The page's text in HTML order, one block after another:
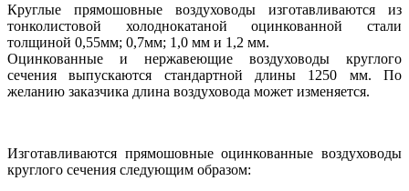
Круглые прямошовные воздуховоды изготавливаются из
тонколистовой холоднокатаной оцинкованной стали
толщиной 0,55мм; 0,7мм; 1,0 мм и 1,2 мм.
Оцинкованные и нержавеющие воздуховоды круглого
сечения выпускаются стандартной длины 1250 мм. По
желанию заказчика длина воздуховода может изменяется.
Изготавливаются прямошовные оцинкованные воздуховоды
круглого сечения следующим образом: